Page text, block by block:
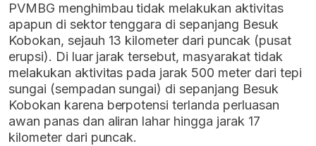
PVMBG menghimbau tidak melakukan aktivitas
apapun di sektor tenggara di sepanjang Besuk
Kobokan, sejauh 13 kilometer dari puncak (pusat
erupsi). Di luar jarak tersebut, masyarakat tidak
melakukan aktivitas pada jarak 500 meter dari tepi
sungai (sempadan sungai) di sepanjang Besuk
Kobokan karena berpotensi terlanda perluasan
awan panas dan aliran lahar hingga jarak 17
kilometer dari puncak.